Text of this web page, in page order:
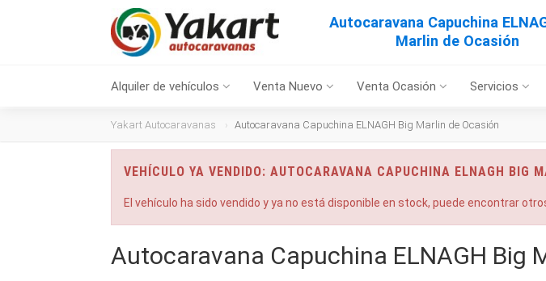
Autocaravana Capuchina
Marlin de Ocasión
Alquiler de vehículos Venta Nuevo Venta Ocasión Servicios
Yakart Autocaravanas Autocaravana Capuchina ELNAGH Big Marlin de Ocasión
VEHÍCULO YA VENDIDO: AUTOCARAVANA CAPUCHINA ELNAGH BIG
El vehículo ha sido vendido y ya no está disponible en stock, puede encontrar
Autocaravana Capuchina ELNAGH Big